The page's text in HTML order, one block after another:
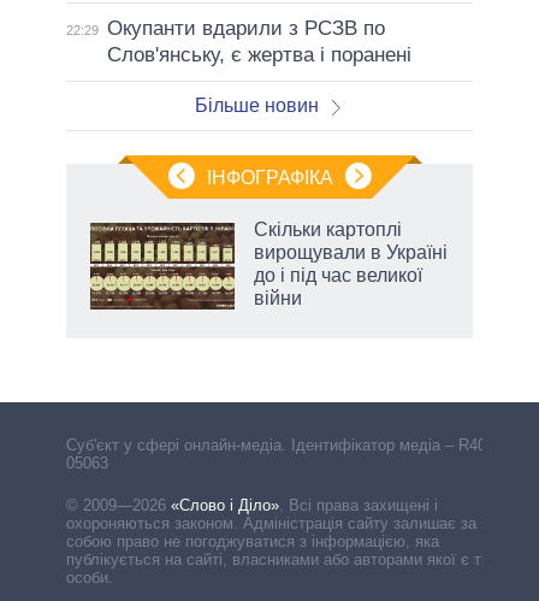
22:29 Окупанти вдарили з РСЗВ по
Слов'янську, є жертва і поранені
Більше новин
ІНФОГРАФІКА
Скільки картоплі
вирощували в Україні
до і під час великої
війни
Cуб'єкт у сфері онлайн-медіа. Ідентифікатор медіа – R40-
05063
© 2009—2026 «Слово і Діло» Всі права захищені і
охороняються законом. Адміністрація сайту залишає за
собою право не погоджуватися з інформацією, яка
публікується на сайті, власниками або авторами якої є треті
особи.